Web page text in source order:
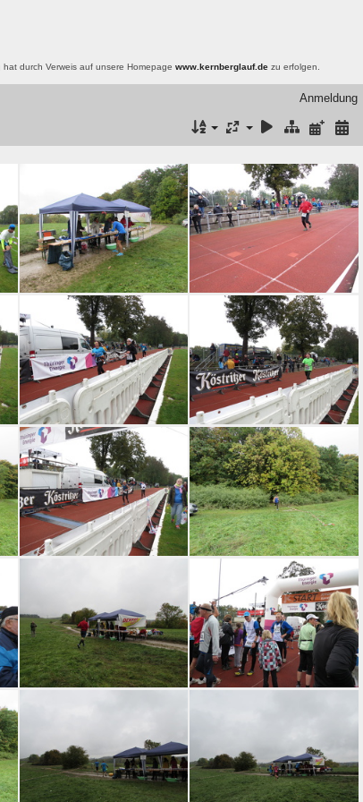
durch Verweis auf unsere Homepage www.kernberglauf.de zu erfolgen.
Anmeldung
jk-2015-strecke-060 jk-2015-ziel-046
jk-2015-ziel-040 jk-2015-ziel-039
jk-2015-ziel-035 jk-2015-strecke-057
jk-2015-strecke-053 jk-2015-ziel-032